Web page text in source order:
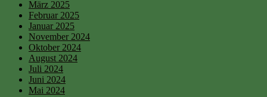
März 2025
Februar 2025
Januar 2025
November 2024
Oktober 2024
August 2024
Juli 2024
Juni 2024
Mai 2024